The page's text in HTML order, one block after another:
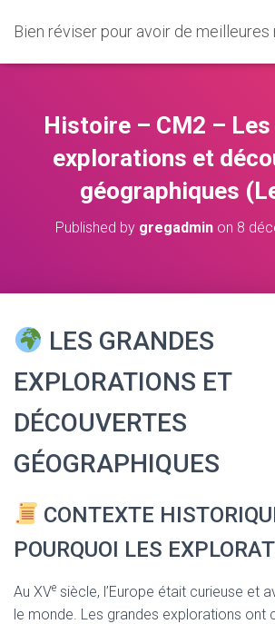
Bien réviser pour avoir de meilleures
Histoire – CM2 –
explorations et
géographiques
Published by gregadmin on 8
LES GRANDES
EXPLORATIONS ET
DÉCOUVERTES
GÉOGRAPHIQUES
CONTEXTE
POURQUOI LES
Au XVe siècle, l’Europe était curieuse et
le monde. Les grandes explorations ont